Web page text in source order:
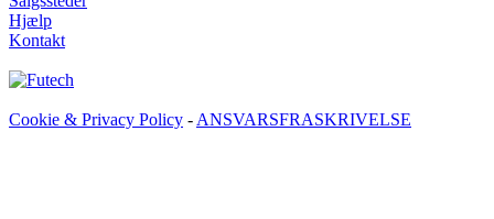
Hjælp
Kontakt
Cookie & Privacy Policy - ANSVARSFRASKRIVELSE